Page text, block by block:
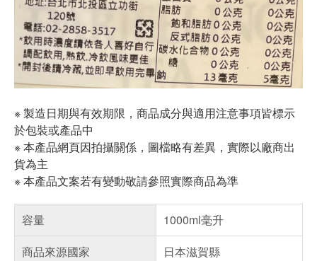
※ 製造日期與有效期限，商品成分與適用注意事項皆標示
於包裝或產品中
※ 本產品網頁因拍攝關係，圖檔略有差異，實際以廠商出
貨為主
※ 本產品文案若有變動敬請參照實際商品為準
容量
1000ml毫升
商品來源國家
日本滋賀縣